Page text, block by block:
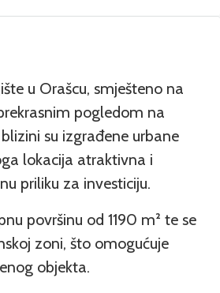
u Orašcu, smješteno na
pogledom na
su izgrađene urbane
lokacija atraktivna i
priliku za investiciju.
površinu od 1190 m² te se
zoni, što omogućuje
objekta.